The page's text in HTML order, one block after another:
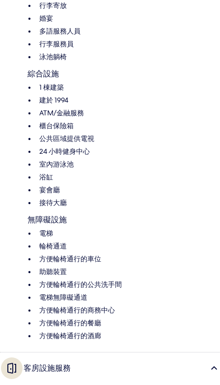
行李寄放
婚宴
多語服務人員
行李服務員
泳池躺椅
綜合設施
1 棟建築
建於 1994
ATM/金融服務
櫃台保險箱
公共區域提供電視
24 小時健身中心
室內游泳池
浴缸
宴會廳
接待大廳
無障礙設施
電梯
輪椅通道
方便輪椅通行的車位
助聽裝置
方便輪椅通行的公共洗手間
電梯無障礙通道
方便輪椅通行的商務中心
方便輪椅通行的餐廳
方便輪椅通行的酒廊
客房設施服務